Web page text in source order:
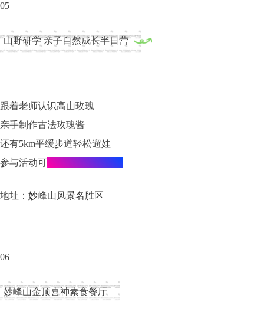
05
山野研学 亲子自然成长半日营
跟着老师认识高山玫瑰
亲手制作古法玫瑰酱
还有5km平缓步道轻松遛娃
参与活动可
地址： 妙峰山风景名胜区
06
妙峰山金顶喜神素食餐厅